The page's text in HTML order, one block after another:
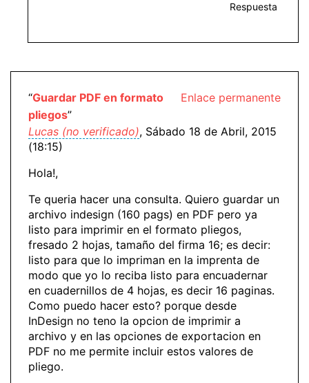
Respuesta
Enlace permanente
“Guardar PDF en formato
pliegos”
Lucas (no verificado), Sábado 18 de Abril, 2015
(18:15)
Hola!,
Te queria hacer una consulta. Quiero guardar un
archivo indesign (160 pags) en PDF pero ya
listo para imprimir en el formato pliegos,
fresado 2 hojas, tamaño del firma 16; es decir:
listo para que lo impriman en la imprenta de
modo que yo lo reciba listo para encuadernar
en cuadernillos de 4 hojas, es decir 16 paginas.
Como puedo hacer esto? porque desde
InDesign no teno la opcion de imprimir a
archivo y en las opciones de exportacion en
PDF no me permite incluir estos valores de
pliego.